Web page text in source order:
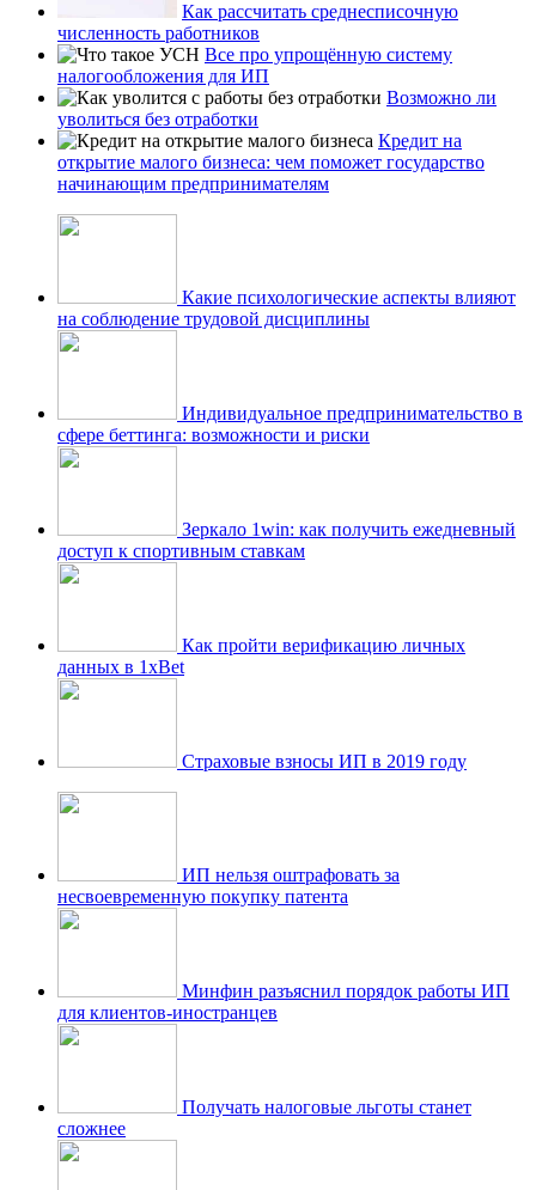
Как рассчитать среднесписочную
численность работников
Все про упрощённую систему
налогообложения для ИП
Возможно ли
уволиться без отработки
Кредит на
открытие малого бизнеса: чем поможет государство
начинающим предпринимателям
Какие психологические аспекты влияют
на соблюдение трудовой дисциплины
Индивидуальное предпринимательство в
сфере беттинга: возможности и риски
Зеркало 1win: как получить ежедневный
доступ к спортивным ставкам
Как пройти верификацию личных
данных в 1xBet
Страховые взносы ИП в 2019 году
ИП нельзя оштрафовать за
несвоевременную покупку патента
Минфин разъяснил порядок работы ИП
для клиентов-иностранцев
Получать налоговые льготы станет
сложнее